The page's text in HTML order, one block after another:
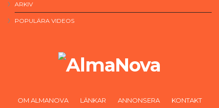
ARKIV
POPULÄRA VIDEOS
OM ALMANOVA LÄNKAR ANNONSERA KONTAKT